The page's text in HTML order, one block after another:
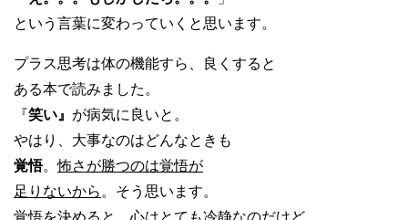
という言葉に変わっていくと思います。
プラス思考は体の機能すら、良くすると
ある本で読みました。
『笑い』 が病気に良いと。
やはり、大事なのはどんなときも
覚悟。怖さが勝つのは覚悟が
足りないから 。そう思います。